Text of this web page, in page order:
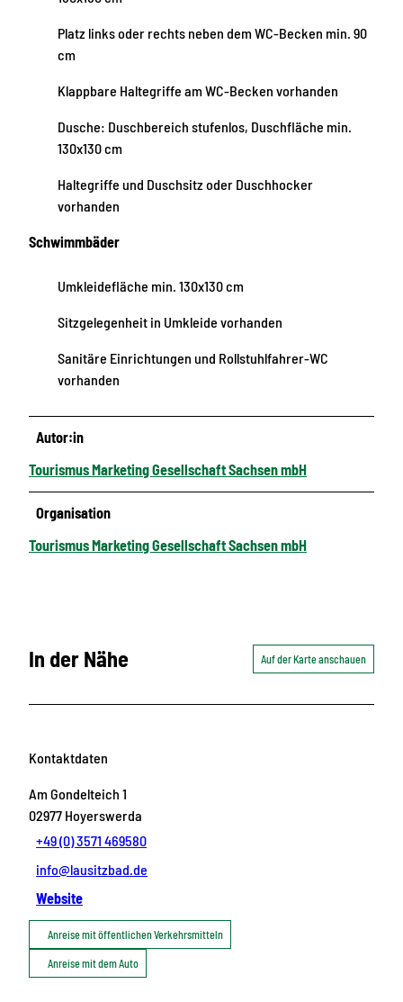
Platz links oder rechts neben dem WC-Becken min. 90
cm
Klappbare Haltegriffe am WC-Becken vorhanden
Dusche: Duschbereich stufenlos, Duschfläche min.
130x130 cm
Haltegriffe und Duschsitz oder Duschhocker
vorhanden
Schwimmbäder
Umkleidefläche min. 130x130 cm
Sitzgelegenheit in Umkleide vorhanden
Sanitäre Einrichtungen und Rollstuhlfahrer-WC
vorhanden
Autor:in
Tourismus Marketing Gesellschaft Sachsen mbH
Organisation
Tourismus Marketing Gesellschaft Sachsen mbH
In der Nähe Auf der Karte anschauen
Kontaktdaten
Am Gondelteich 1
02977 Hoyerswerda
+49 (0) 3571 469580
info@lausitzbad.de
Website
Anreise mit öffentlichen Verkehrsmitteln
Anreise mit dem Auto